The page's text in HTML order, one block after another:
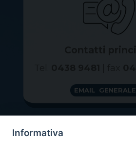
EMAIL GENERALE
Informativa